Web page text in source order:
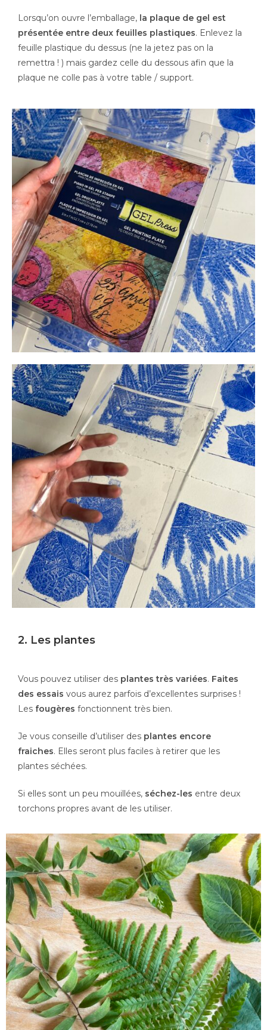
Lorsqu’on ouvre l’emballage, la plaque de gel est
présentée entre deux feuilles plastiques. Enlevez la
feuille plastique du dessus (ne la jetez pas on la
remettra ! ) mais gardez celle du dessous afin que la
plaque ne colle pas à votre table / support.
2. Les plantes
Vous pouvez utiliser des plantes très variées. Faites
des essais vous aurez parfois d’excellentes surprises !
Les fougères fonctionnent très bien.
Je vous conseille d’utiliser des plantes encore
fraiches. Elles seront plus faciles à retirer que les
plantes séchées.
Si elles sont un peu mouillées, séchez-les entre deux
torchons propres avant de les utiliser.